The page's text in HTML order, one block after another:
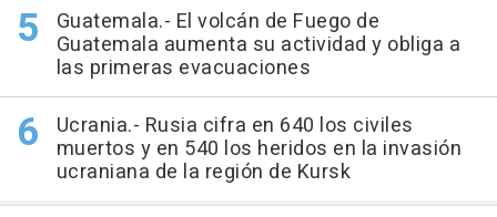
Guatemala.- El volcán de Fuego de
Guatemala aumenta su actividad y obliga a
las primeras evacuaciones
Ucrania.- Rusia cifra en 640 los civiles
muertos y en 540 los heridos en la invasión
ucraniana de la región de Kursk